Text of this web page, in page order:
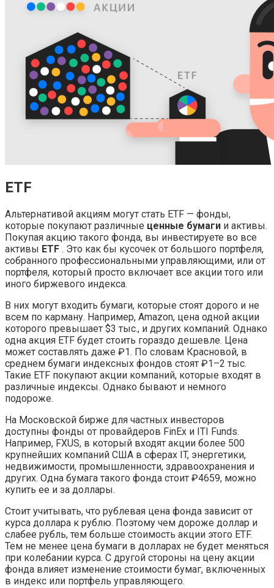
ETF
Альтернативой акциям могут стать ETF — фонды,
которые покупают различные ценные бумаги и активы.
Покупая акцию такого фонда, вы инвестируете во все
активы ETF . Это как бы кусочек от большого портфеля,
собранного профессиональными управляющими, или от
портфеля, который просто включает все акции того или
иного биржевого индекса.
В них могут входить бумаги, которые стоят дорого и не
всем по карману. Например, Amazon, цена одной акции
которого превышает $3 тыс., и других компаний. Однако
одна акция ETF будет стоить гораздо дешевле. Цена
может составлять даже ₽1. По словам Красновой, в
среднем бумаги индексных фондов стоят ₽1–2 тыс.
Такие ETF покупают акции компаний, которые входят в
различные индексы. Однако бывают и немного
подороже.
На Московской бирже для частных инвесторов
доступны фонды от провайдеров FinEx и ITI Funds.
Например, FXUS, в который входят акции более 500
крупнейших компаний США в сферах IT, энергетики,
недвижимости, промышленности, здравоохранения и
других. Одна бумага такого фонда стоит ₽4659, можно
купить ее и за доллары.
Стоит учитывать, что рублевая цена фонда зависит от
курса доллара к рублю. Поэтому чем дороже доллар и
слабее рубль, тем больше стоимость акции этого ETF.
Тем не менее цена бумаги в долларах не будет меняться
при колебании курса. С другой стороны на цену акции
фонда влияет изменение стоимости бумаг, включенных
в индекс или портфель управляющего.